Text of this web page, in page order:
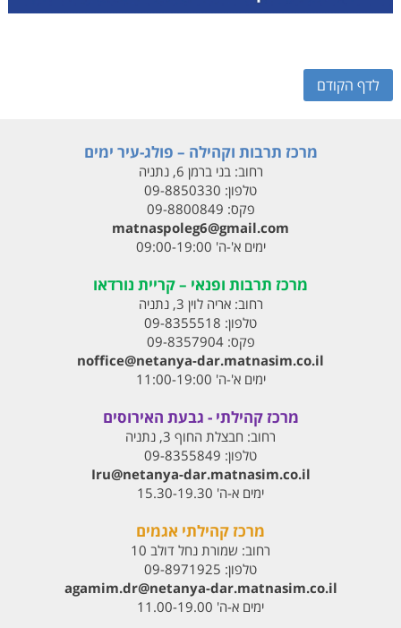
לדף הקודם
מרכז תרבות וקהילה – פולג-עיר ימים
רחוב:בני ברמן 6, נתניה
טלפון: 09-8850330
פקס: 09-8800849
matnaspoleg6@gmail.com
ימים א'-ה' 09:00-19:00
מרכז תרבות ופנאי – קריית נורדאו
רחוב:אריה לוין 3, נתניה
טלפון: 09-8355518
פקס:09-8357904
noffice@netanya-dar.matnasim.co.il
ימים א'-ה' 11:00-19:00
מרכז קהילתי - גבעת האירוסים
רחוב: חבצלת החוף 3, נתניה
טלפון: 09-8355849
Iru@netanya-dar.matnasim.co.il‏
ימים א-ה' 15.30-19.30
מרכז קהילתי אגמים
רחוב: שמורת נחל דולב 10
טלפון: 09-8971925
agamim.dr@netanya-dar.matnasim.co.il‏
ימים א-ה' 11.00-19.00